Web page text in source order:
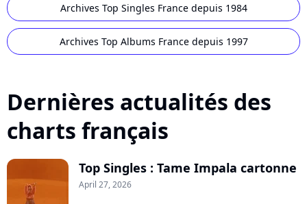
Archives Top Singles France depuis 1984
Archives Top Albums France depuis 1997
Dernières actualités des
charts français
Top Singles : Tame Impala cartonne
April 27, 2026